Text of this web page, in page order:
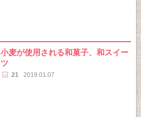
小麦が使用される和菓子、和スイー
ツ
21 2019.01.07